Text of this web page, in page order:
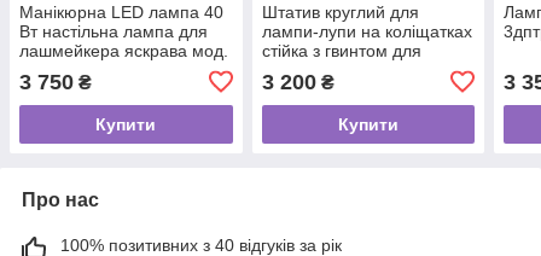
Манікюрна LED лампа 40
Вт настільна лампа для
лашмейкера яскрава мод.
яскравості
3 750 ₴
Купити
Штатив круглий для
лампи-лупи на коліщатках
стійка з гвинтом для
фіксації лампи арт. 5В-G
3 200₴
Купити
3
Про нас
100% позитивних з 40 відгуків за рік